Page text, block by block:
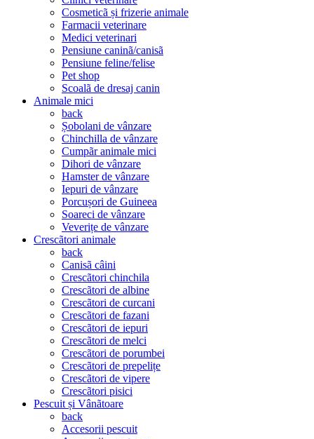
Cosmeticã și frizerie animale
Farmacii veterinare
Medici veterinari
Pensiune caninã/canisã
Pensiune feline/felise
Pet shop
Scoalã de dresaj canin
Animale mici
back
Șobolani de vânzare
Chinchilla de vânzare
Cumpãr animale mici
Dihori de vânzare
Hamster de vânzare
Iepuri de vânzare
Porcușori de Guineea
Soareci de vânzare
Veverițe de vânzare
Crescãtori animale
back
Canisã câini
Crescãtori chinchila
Crescãtori de albine
Crescãtori de curcani
Crescãtori de fazani
Crescãtori de iepuri
Crescãtori de melci
Crescãtori de porumbei
Crescãtori de prepelițe
Crescãtori de vipere
Crescãtori pisici
Pescuit și Vânãtoare
back
Accesorii pescuit